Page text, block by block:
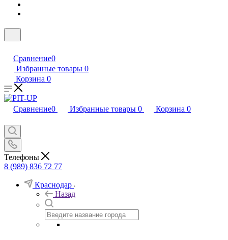
Сравнение0
Избранные товары 0
Корзина 0
Сравнение0 Избранные товары 0 Корзина 0
Телефоны
8 (989) 836 72 77
Краснодар
Назад